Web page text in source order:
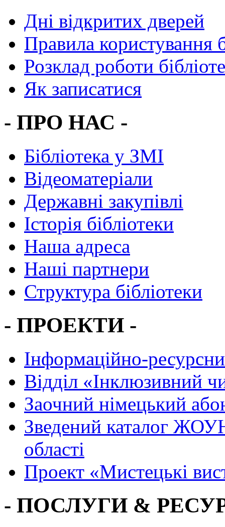
Дні відкритих дверей
Правила користування
Розклад роботи
Як записатися
- ПРО НАС -
Бібліотека у ЗМІ
Відеоматеріали
Державні закупівлі
Історія бібліотеки
Наша адреса
Наші партнери
Структура бібліотеки
- ПРОЕКТИ -
Інформаційно-
Вiддiл «Інклюзивний
Заочний німецький
Зведений каталог
області
Проект «Мистецькі
- ПОСЛУГИ &